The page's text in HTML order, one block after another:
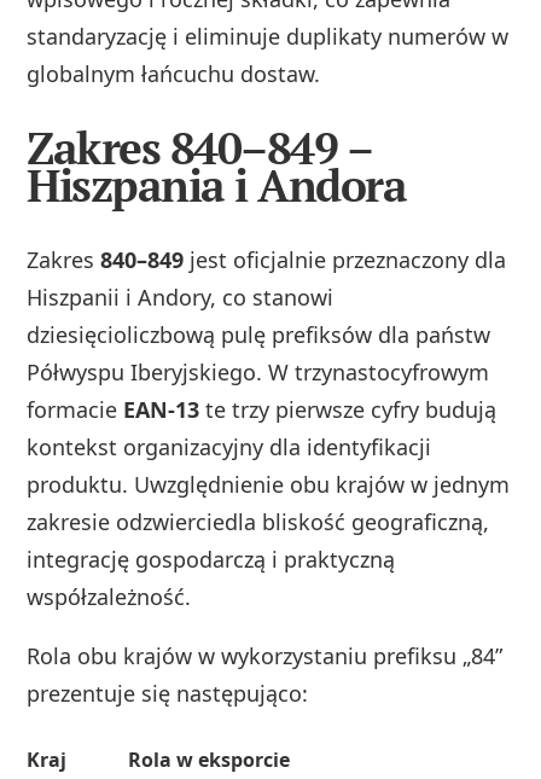
standaryzację i eliminuje duplikaty numerów w
globalnym łańcuchu dostaw.
Zakres 840–849 –
Hiszpania i Andora
Zakres840–849 jest oficjalnie przeznaczony dla
Hiszpanii i Andory, co stanowi
dziesięcioliczbową pulę prefiksów dla państw
Półwyspu Iberyjskiego. W trzynastocyfrowym
formacie EAN‑13 te trzy pierwsze cyfry budują
kontekst organizacyjny dla identyfikacji
produktu. Uwzględnienie obu krajów w jednym
zakresie odzwierciedla bliskość geograficzną,
integrację gospodarczą i praktyczną
współzależność.
Rola obu krajów w wykorzystaniu prefiksu „84”
prezentuje się następująco:
Kraj
Rola w eksporcie